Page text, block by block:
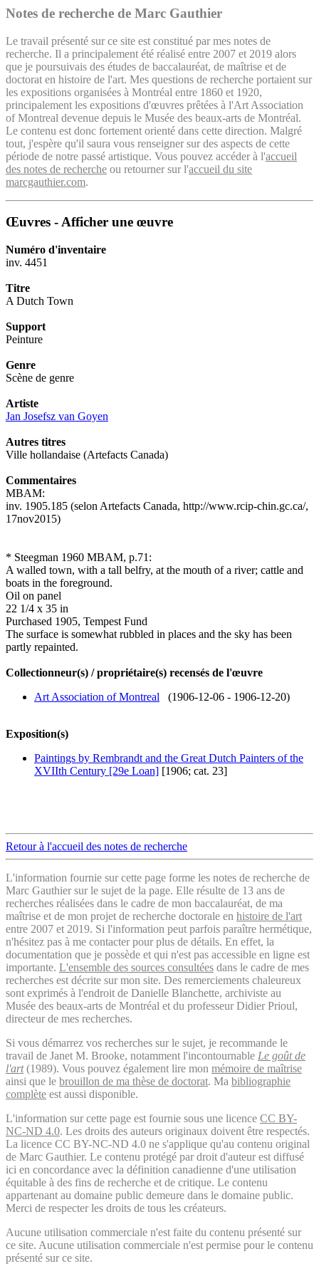
Notes de recherche de Marc Gauthier
Le travail présenté sur ce site est constitué par mes notes de
recherche. Il a principalement été réalisé entre 2007 et 2019 alors
que je poursuivais des études de baccalauréat, de maîtrise et de
doctorat en histoire de l'art. Mes questions de recherche portaient sur
les expositions organisées à Montréal entre 1860 et 1920,
principalement les expositions d'œuvres prêtées à l'Art Association
of Montreal devenue depuis le Musée des beaux-arts de Montréal.
Le contenu est donc fortement orienté dans cette direction. Malgré
tout, j'espère qu'il saura vous renseigner sur des aspects de cette
période de notre passé artistique. Vous pouvez accéder à l'accueil
des notes de recherche ou retourner sur l'accueil du site
marcgauthier.com.
Œuvres - Afficher une œuvre
Numéro d'inventaire
inv. 4451
Titre
A Dutch Town
Support
Peinture
Genre
Scène de genre
Artiste
Jan Josefsz van Goyen
Autres titres
Ville hollandaise (Artefacts Canada)
Commentaires
MBAM:
inv. 1905.185 (selon Artefacts Canada, http://www.rcip-chin.gc.ca/,
17nov2015)
* Steegman 1960 MBAM, p.71:
A walled town, with a tall belfry, at the mouth of a river; cattle and
boats in the foreground.
Oil on panel
22 1/4 x 35 in
Purchased 1905, Tempest Fund
The surface is somewhat rubbled in places and the sky has been
partly repainted.
Collectionneur(s) / propriétaire(s) recensés de l'œuvre
Art Association of Montreal (1906-12-06 - 1906-12-20)
Exposition(s)
Paintings by Rembrandt and the Great Dutch Painters of the
XVIIth Century [29e Loan] [1906; cat. 23]
Retour à l'accueil des notes de recherche
L'information fournie sur cette page forme les notes de recherche de
Marc Gauthier sur le sujet de la page. Elle résulte de 13 ans de
recherches réalisées dans le cadre de mon baccalauréat, de ma
maîtrise et de mon projet de recherche doctorale en histoire de l'art
entre 2007 et 2019. Si l'information peut parfois paraître hermétique,
n'hésitez pas à me contacter pour plus de détails. En effet, la
documentation que je possède et qui n'est pas accessible en ligne est
importante. L'ensemble des sources consultées dans le cadre de mes
recherches est décrite sur mon site. Des remerciements chaleureux
sont exprimés à l'endroit de Danielle Blanchette, archiviste au
Musée des beaux-arts de Montréal et du professeur Didier Prioul,
directeur de mes recherches.
Si vous démarrez vos recherches sur le sujet, je recommande le
travail de Janet M. Brooke, notamment l'incontournable Le goût de
l'art(1989). Vous pouvez également lire mon mémoire de maîtrise
ainsi que le brouillon de ma thèse de doctorat. Ma bibliographie
complète est aussi disponible.
L'information sur cette page est fournie sous une licence CC BY-
NC-ND 4.0. Les droits des auteurs originaux doivent être respectés.
La licence CC BY-NC-ND 4.0 ne s'applique qu'au contenu original
de Marc Gauthier. Le contenu protégé par droit d'auteur est diffusé
ici en concordance avec la définition canadienne d'une utilisation
équitable à des fins de recherche et de critique. Le contenu
appartenant au domaine public demeure dans le domaine public.
Merci de respecter les droits de tous les créateurs.
Aucune utilisation commerciale n'est faite du contenu présenté sur
ce site. Aucune utilisation commerciale n'est permise pour le contenu
présenté sur ce site.